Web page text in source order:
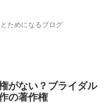
ためになるブログ
がない？ブライダル
の著作権